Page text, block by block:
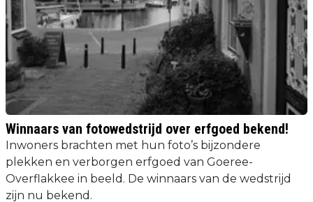
Winnaars van fotowedstrijd over erfgoed bekend!
Inwoners brachten met hun foto’s bijzondere
plekken en verborgen erfgoed van Goeree-
Overflakkee in beeld. De winnaars van de wedstrijd
zijn nu bekend.